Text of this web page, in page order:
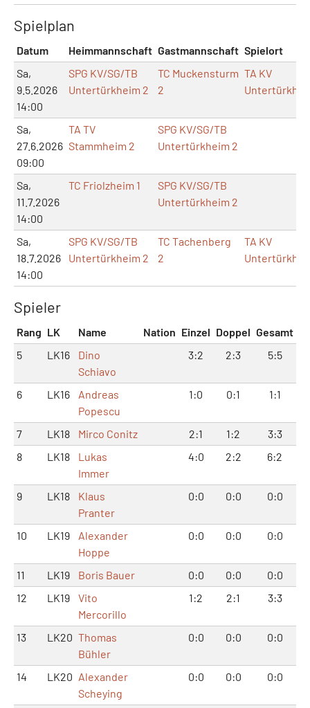
Spielplan
Datum Heimmannschaft Gastmannschaft Spielort
Sa,
9.5.2026
14:00
SPG KV/SG/TB
Untertürkheim 2
TC Muckensturm
2
TA KV
Sa,
27.6.2026
09:00
TA TV
Stammheim 2
SPG KV/SG/TB
Untertürkheim 2
Sa,
11.7.2026
14:00
TC Friolzheim 1
SPG KV/SG/TB
Untertürkheim 2
Sa,
18.7.2026
14:00
SPG KV/SG/TB
Untertürkheim 2
TC Tachenberg
2
TA KV
Spieler
Rang LK Name Nation Einzel Doppel Gesamt
5
LK16
Dino
Schiavo
3:2 2:3 5:5
6 LK16
Andreas
Popescu
1:0 0:1 1:1
7 LK18 Mirco Conitz 2:1 1:2
3:3
8
LK18
Lukas
Immer
4:0 2:2 6:2
9 LK18
Klaus
Pranter
0:0 0:0 0:0
10 LK19
Alexander
Hoppe
0:0 0:0 0:0
11 LK19 Boris Bauer 0:0 0:0
0:0
12
LK19
Vito
Mercorillo
1:2 2:1 3:3
13 LK20 Thomas
Bühler
0:0 0:0 0:0
14 LK20 Alexander
Scheying
0:0 0:0 0:0